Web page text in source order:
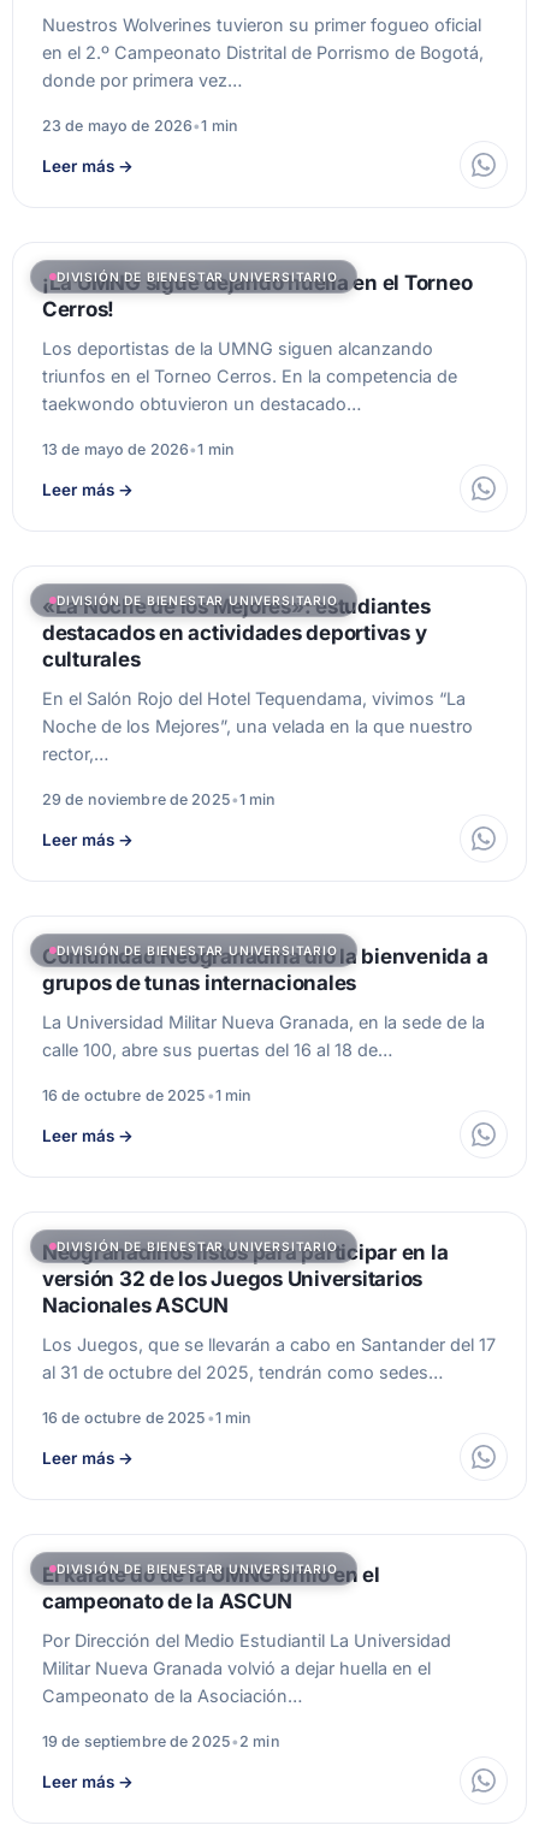
Nuestros Wolverines tuvieron su primer fogueo oficial
en el 2.º Campeonato Distrital de Porrismo de Bogotá,
donde por primera vez…
23 de mayo de 2026•1 min
Leer más →
DIVISIÓN DE BIENESTAR UNIVERSITARIO
¡La UMNG sigue dejando huella en el Torneo
Cerros!
Los deportistas de la UMNG siguen alcanzando
triunfos en el Torneo Cerros. En la competencia de
taekwondo obtuvieron un destacado…
13 de mayo de 2026•1 min
Leer más →
DIVISIÓN DE BIENESTAR UNIVERSITARIO
«La Noche de los Mejores»: estudiantes
destacados en actividades deportivas y
culturales
En el Salón Rojo del Hotel Tequendama, vivimos “La
Noche de los Mejores”, una velada en la que nuestro
rector,…
29 de noviembre de 2025•1 min
Leer más →
DIVISIÓN DE BIENESTAR UNIVERSITARIO
Comunidad Neogranadina dio la bienvenida a
grupos de tunas internacionales
La Universidad Militar Nueva Granada, en la sede de la
calle 100, abre sus puertas del 16 al 18 de…
16 de octubre de 2025 •1 min
Leer más →
DIVISIÓN DE BIENESTAR UNIVERSITARIO
Neogranadinos listos para participar en la
versión 32 de los Juegos Universitarios
Nacionales ASCUN
Los Juegos, que se llevarán a cabo en Santander del 17
al 31 de octubre del 2025, tendrán como sedes…
16 de octubre de 2025 •1 min
Leer más →
DIVISIÓN DE BIENESTAR UNIVERSITARIO
El karate do de la UMNG brilló en el
campeonato de la ASCUN
Por Dirección del Medio Estudiantil La Universidad
Militar Nueva Granada volvió a dejar huella en el
Campeonato de la Asociación…
19 de septiembre de 2025• 2 min
Leer más →